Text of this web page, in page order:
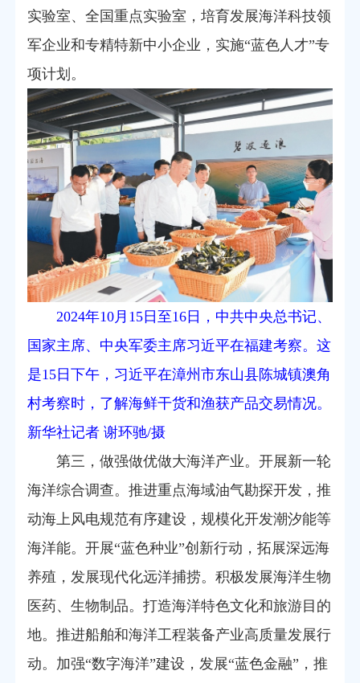
实验室、全国重点实验室，培育发展海洋科技领
军企业和专精特新中小企业，实施“蓝色人才”专
项计划。
2024年10月15日至16日，中共中央总书记、
国家主席、中央军委主席习近平在福建考察。这
是15日下午，习近平在漳州市东山县陈城镇澳角
村考察时，了解海鲜干货和渔获产品交易情况。
新华社记者 谢环驰/摄
第三，做强做优做大海洋产业。开展新一轮
海洋综合调查。推进重点海域油气勘探开发，推
动海上风电规范有序建设，规模化开发潮汐能等
海洋能。开展“蓝色种业”创新行动，拓展深远海
养殖，发展现代化远洋捕捞。积极发展海洋生物
医药、生物制品。打造海洋特色文化和旅游目的
地。推进船舶和海洋工程装备产业高质量发展行
动。加强“数字海洋”建设，发展“蓝色金融”，推